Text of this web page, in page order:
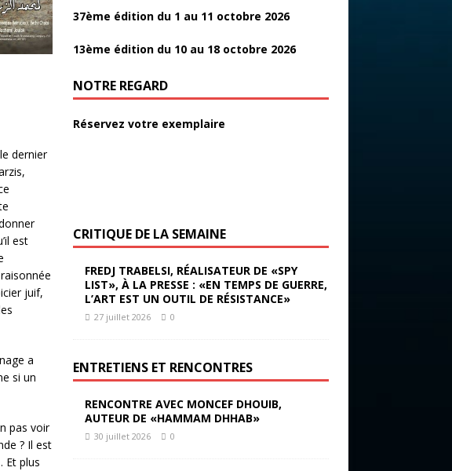
dernier
est
juif,
a
si un
pas voir
? Il est
Et plus
37ème édition du 1 au 11 octobre 2026
13ème édition du 10 au 18 octobre 2026
NOTRE REGARD
Réservez votre exemplaire
CRITIQUE DE LA SEMAINE
FREDJ TRABELSI, RÉALISATEUR DE «SPY
LIST», À LA PRESSE : «EN TEMPS DE GUERRE,
L’ART EST UN OUTIL DE RÉSISTANCE»
27 juillet 2026 0
ENTRETIENS ET RENCONTRES
RENCONTRE AVEC MONCEF DHOUIB,
AUTEUR DE «HAMMAM DHHAB»
30 juillet 2026 0